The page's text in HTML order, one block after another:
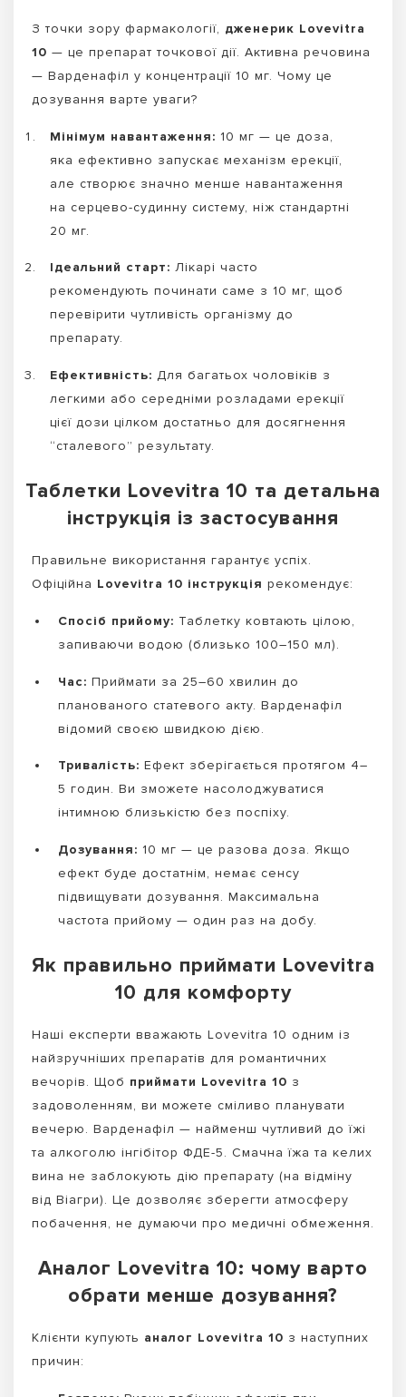
З точки зору фармакології, дженерик Lovevitra
10 — це препарат точкової дії. Активна речовина
— Варденафіл у концентрації 10 мг. Чому це
дозування варте уваги?
Мінімум навантаження: 10 мг — це доза,
яка ефективно запускає механізм ерекції,
але створює значно менше навантаження
на серцево-судинну систему, ніж стандартні
20 мг.
Ідеальний старт: Лікарі часто
рекомендують починати саме з 10 мг, щоб
перевірити чутливість організму до
препарату.
Ефективність: Для багатьох чоловіків з
легкими або середніми розладами ерекції
цієї дози цілком достатньо для досягнення
“сталевого” результату.
Таблетки Lovevitra 10 та детальна
інструкція із застосування
Правильне використання гарантує успіх.
Офіційна Lovevitra 10 інструкція рекомендує:
Спосіб прийому: Таблетку ковтають цілою,
запиваючи водою (близько 100–150 мл).
Час: Приймати за 25–60 хвилин до
планованого статевого акту. Варденафіл
відомий своєю швидкою дією.
Тривалість: Ефект зберігається протягом 4–
5 годин. Ви зможете насолоджуватися
інтимною близькістю без поспіху.
Дозування: 10 мг — це разова доза. Якщо
ефект буде достатнім, немає сенсу
підвищувати дозування. Максимальна
частота прийому — один раз на добу.
Як правильно приймати Lovevitra
10 для комфорту
Наші експерти вважають Lovevitra 10 одним із
найзручніших препаратів для романтичних
вечорів. Щоб приймати Lovevitra 10 з
задоволенням, ви можете сміливо планувати
вечерю. Варденафіл — найменш чутливий до їжі
та алкоголю інгібітор ФДЕ-5. Смачна їжа та келих
вина не заблокують дію препарату (на відміну
від Віагри). Це дозволяє зберегти атмосферу
побачення, не думаючи про медичні обмеження.
Аналог Lovevitra 10: чому варто
обрати менше дозування?
Клієнти купують аналог Lovevitra 10 з наступних
причин: